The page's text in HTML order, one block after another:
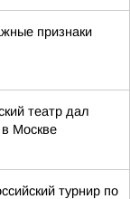
признаки
театр дал
Москве
турнир по